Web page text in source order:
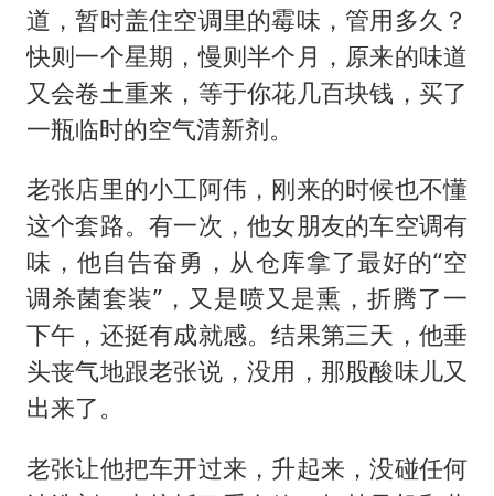
道，暂时盖住空调里的霉味，管用多久？
快则一个星期，慢则半个月，原来的味道
又会卷土重来，等于你花几百块钱，买了
一瓶临时的空气清新剂。
老张店里的小工阿伟，刚来的时候也不懂
这个套路。有一次，他女朋友的车空调有
味，他自告奋勇，从仓库拿了最好的“空
调杀菌套装”，又是喷又是熏，折腾了一
下午，还挺有成就感。结果第三天，他垂
头丧气地跟老张说，没用，那股酸味儿又
出来了。
老张让他把车开过来，升起来，没碰任何